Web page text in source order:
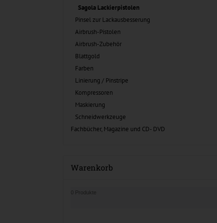
Sagola Lackierpistolen
Pinsel zur Lackausbesserung
Airbrush-Pistolen
Airbrush-Zubehör
Blattgold
Farben
Linierung / Pinstripe
Kompressoren
Maskierung
Schneidwerkzeuge
Fachbücher, Magazine und CD- DVD
Warenkorb
0 Produkte